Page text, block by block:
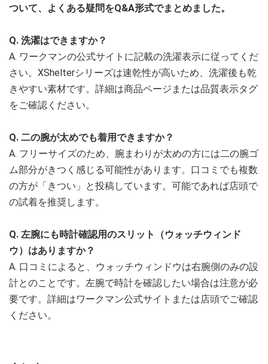
ついて、よくある疑問をQ&A形式でまとめました。
Q. 洗濯はできますか？
A. ワークマンの公式サイトに記載の洗濯表示に従ってくだ
さい。XShelterシリーズは速乾性が高いため、洗濯後も乾
きやすい素材です。詳細は商品ページまたは品質表示タグ
をご確認ください。
Q. 二の腕が太めでも着用できますか？
A. フリーサイズのため、腕まわりが太めの方には二の腕ゴ
ム部分がきつく感じる可能性があります。口コミでも複数
の方が「きつい」と投稿しています。可能であれば店頭で
の試着を推奨します。
Q. 左腕にも時計確認用のスリット（ウォッチウィンド
ウ）はありますか？
A. 口コミによると、ウォッチウィンドウは右腕側のみの設
計とのことです。左腕で時計を確認したい場合は注意が必
要です。詳細はワークマン公式サイトまたは店頭でご確認
ください。